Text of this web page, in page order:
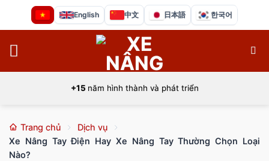
dung
English 中文 日本語 한국어
+15 năm hình thành và phát triển
Trang chủ
Dịch vụ
Xe Nâng Tay Điện Hay Xe Nâng Tay Thường Chọn Loại
Nào?